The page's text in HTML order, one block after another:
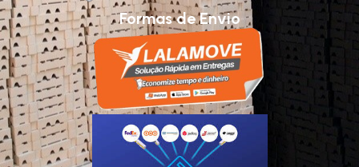
Formas de Envio